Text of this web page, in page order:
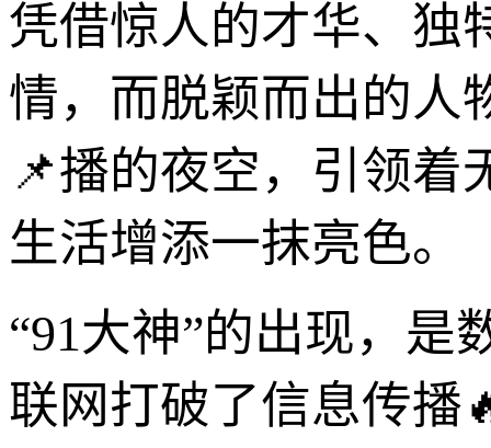
凭借惊人的才华、独
情，而脱颖而出的人
📌播的夜空，引领着
生活增添一抹亮色。
“91大神”的出现，是
联网打破了信息传播